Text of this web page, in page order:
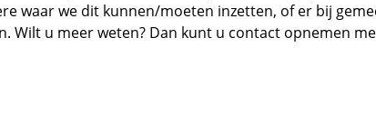
waar we dit kunnen/moeten inzetten, of er bij
u meer weten? Dan kunt u contact opnemen